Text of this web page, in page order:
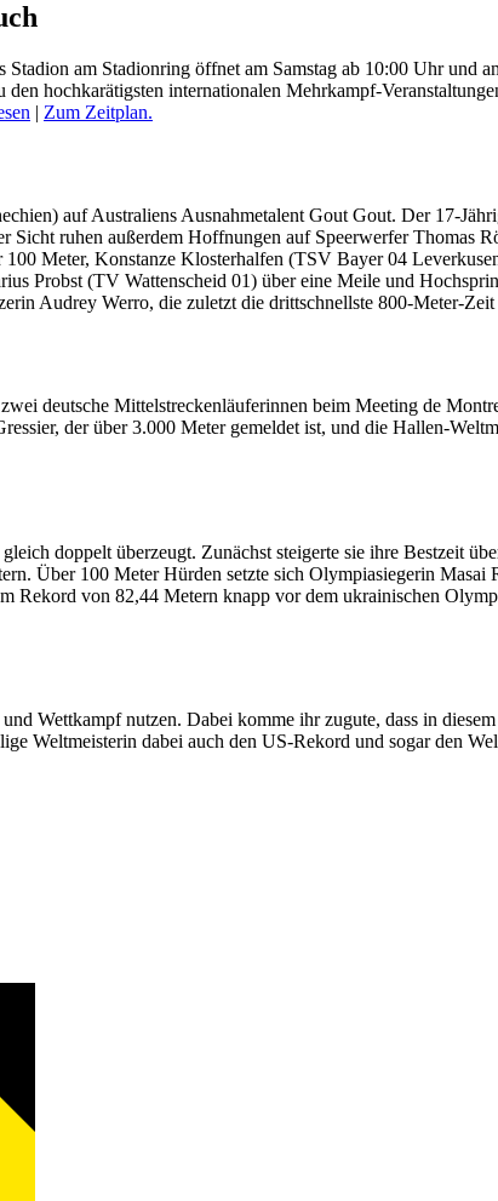
am Stadionring öffnet am Samstag ab 10:00 Uhr und
hochkarätigsten internationalen Mehrkampf-
| Zum Zeitplan.
auf Australiens Ausnahmetalent Gout Gout. Der 17-
ruhen außerdem Hoffnungen auf Speerwerfer Thomas
Meter, Konstanze Klosterhalfen (TSV Bayer 04
Probst (TV Wattenscheid 01) über eine Meile und
Audrey Werro, die zuletzt die drittschnellste 800-Meter-
deutsche Mittelstreckenläuferinnen beim Meeting de
der über 3.000 Meter gemeldet ist, und die Hallen-
doppelt überzeugt. Zunächst steigerte sie ihre Bestzeit
Über 100 Meter Hürden setzte sich Olympiasiegerin
Rekord von 82,44 Metern knapp vor dem ukrainischen
Wettkampf nutzen. Dabei komme ihr zugute, dass in diesem
Weltmeisterin dabei auch den US-Rekord und sogar den